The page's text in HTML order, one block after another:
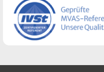
Dauer gemäß MVAS.Ihr
einen BlickRechtssicherheit
Durchführung von
VorgabenEffiziente